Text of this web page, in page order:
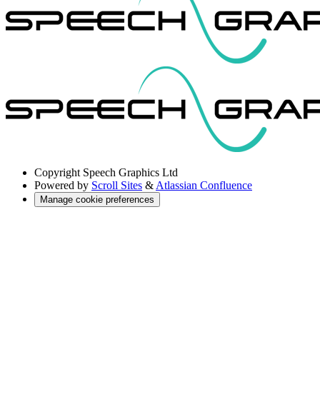
Copyright Speech Graphics Ltd
Powered by Scroll Sites & Atlassian Confluence
Manage cookie preferences